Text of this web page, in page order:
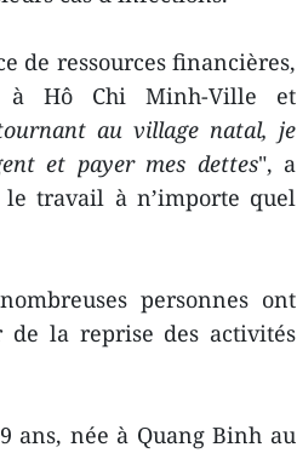
de ressources financières,
à Hô Chi Minh-Ville et
au village natal, je
et payer mes dettes", a
travail à n’importe quel
personnes ont
la reprise des activités
ans, née à Quang Binh au